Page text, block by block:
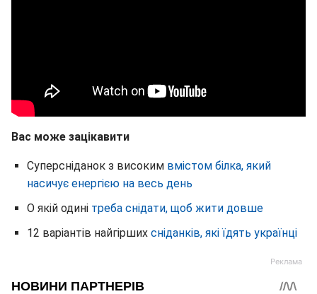
Вас може зацікавити
Суперсніданок з високим вмістом білка, який
насичує енергією на весь день
О якій одині треба снідати, щоб жити довше
12 варіантів найгірших сніданків, які їдять українці